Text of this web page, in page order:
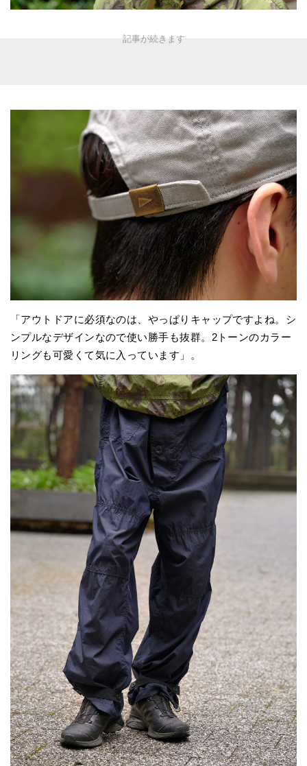
「アウトドアに必須なのは、やっぱりキャップですよね。シ
ンプルなデザインなので使い勝手も抜群。2トーンのカラー
リングも可愛くて気に入っています」。